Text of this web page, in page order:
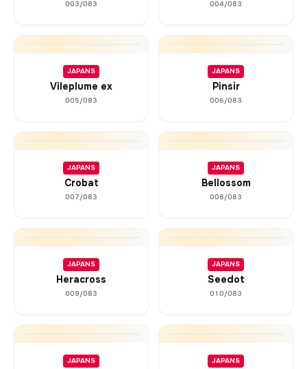
003/083 004/083
JAPANS
Vileplume ex
005/083
JAPANS
Pinsir
006/083
JAPANS
Crobat
007/083
JAPANS
Bellossom
008/083
JAPANS
Heracross
009/083
JAPANS
Seedot
010/083
JAPANS JAPANS